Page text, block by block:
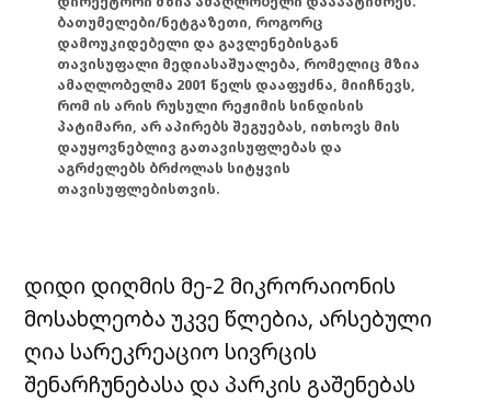
ბათუმელები/ნეტგაზეთი, როგორც
დამოუკიდებელი და გავლენებისგან
თავისუფალი მედიასაშუალება, რომელიც მზია
ამაღლობელმა 2001 წელს დააფუძნა, მიიჩნევს,
რომ ის არის რუსული რეჟიმის სინდისის
პატიმარი, არ აპირებს შეგუებას, ითხოვს მის
დაუყოვნებლივ გათავისუფლებას და
აგრძელებს ბრძოლას სიტყვის
თავისუფლებისთვის.
დიდი დიღმის მე-2 მიკრორაიონის
მოსახლეობა უკვე წლებია, არსებული
ღია სარეკრეაციო სივრცის
შენარჩუნებასა და პარკის გაშენებას